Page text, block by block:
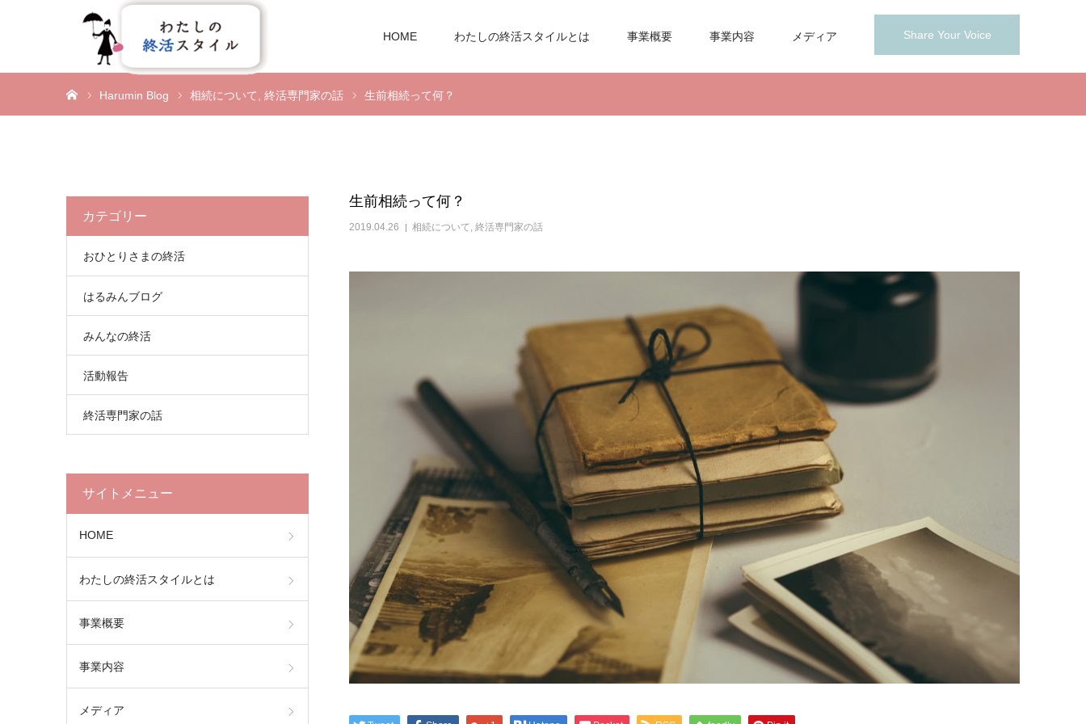
Share Your Voice
HOME わたしの終活スタイルとは 事業概要 事業内容 メディア
Harumin Blog 相続について 終活専門家の話 生前相続って何？
生前相続って何？
2019.04.26 相続について, 終活専門家の話
カテゴリー
おひとりさまの終活
はるみんブログ
みんなの終活
活動報告
終活専門家の話
サイトメニュー
HOME
わたしの終活スタイルとは
事業概要
事業内容
メディア